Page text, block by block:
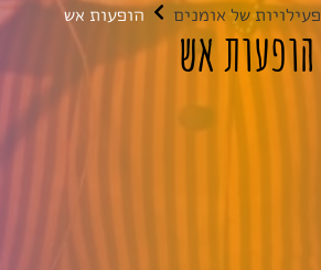
פעילויות של אומנים הופעות אש
הופעות אש